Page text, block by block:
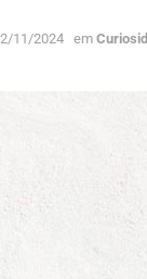
11/2024 em